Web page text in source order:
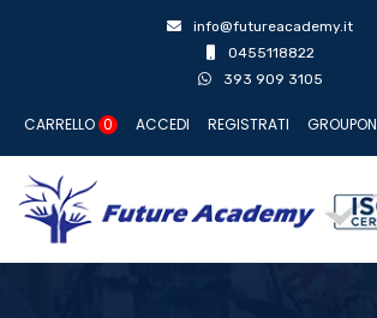
info@futureacademy.it
0455118822
393 909 3105
CARRELLO 0 ACCEDI REGISTRATI GROUPON